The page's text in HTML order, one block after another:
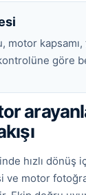
motor
göre
hızlı dönüş
ve motor